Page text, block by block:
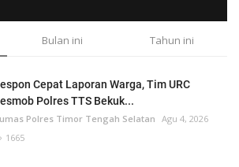
Bulan ini Tahun ini
Cepat Laporan Warga, Tim URC
Polres TTS Bekuk...
Polres Timor Tengah Selatan Agu 4, 2026
1665